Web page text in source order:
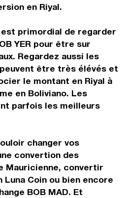
en Riyal.
primordial de regarder
YER pour être sur
Regardez aussi les
être très élévés et
le montant en Riyal à
en Boliviano. Les
parfois les meilleurs
changer vos
convertion des
Mauricienne, convertir
Luna Coin ou bien encore
BOB MAD. Et